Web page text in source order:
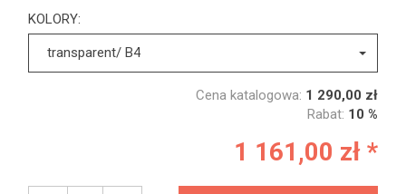
KOLORY:
transparent/ B4
Cena katalogowa: 1 290,00 zł
Rabat: 10 %
1 161,00 zł *